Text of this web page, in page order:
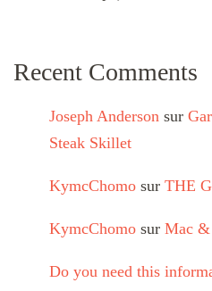
Recent Comments
Joseph Anderson sur
Steak Skillet
KymcChomo sur THE
KymcChomo sur Mac &
Do you need this